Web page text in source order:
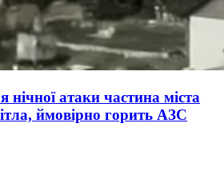
нічної атаки частина міста
ймовірно горить АЗС